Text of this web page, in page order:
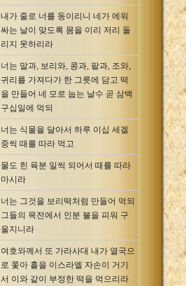
내가 줄로 너를 동이리니 네가 에워
싸는 날이 맞도록 몸을 이리 저리 돌
리지 못하리라
너는 말과, 보리와, 콩과, 팥과, 조와,
귀리를 가져다가 한 그릇에 담고 떡
을 만들어 네 모로 눕는 날수 곧 삼백
구십일에 먹되
너는 식물을 달아서 하루 이십 세겔
중씩 때를 따라 먹고
물도 힌 육분 일씩 되어서 때를 따라
마시라
너는 그것을 보리떡처럼 만들어 먹되
그들의 목전에서 인분 불을 피워 구
울지니라
여호와께서 또 가라사대 내가 열국으
로 쫓아 흩을 이스라엘 자손이 거기
서 이와 같이 부정한 떡을 먹으리라